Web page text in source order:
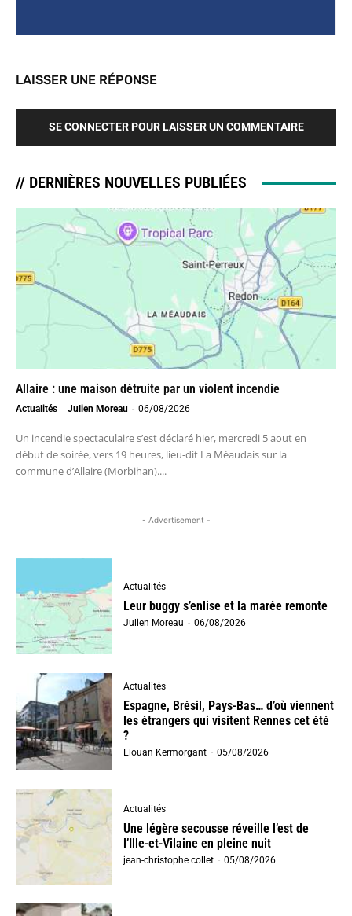
LAISSER UNE RÉPONSE
SE CONNECTER POUR LAISSER UN COMMENTAIRE
// DERNIÈRES NOUVELLES PUBLIÉES
Allaire : une maison détruite par un violent incendie
Actualités Julien Moreau - 06/08/2026
Un incendie spectaculaire s’est déclaré hier, mercredi 5 aout en
début de soirée, vers 19 heures, lieu-dit La Méaudais sur la
commune d’Allaire (Morbihan)....
- Advertisement -
Actualités
Leur buggy s’enlise et la marée remonte
Julien Moreau - 06/08/2026
Actualités
Espagne, Brésil, Pays-Bas… d’où viennent
les étrangers qui visitent Rennes cet été
?
Elouan Kermorgant - 05/08/2026
Actualités
Une légère secousse réveille l’est de
l’Ille-et-Vilaine en pleine nuit
jean-christophe collet - 05/08/2026